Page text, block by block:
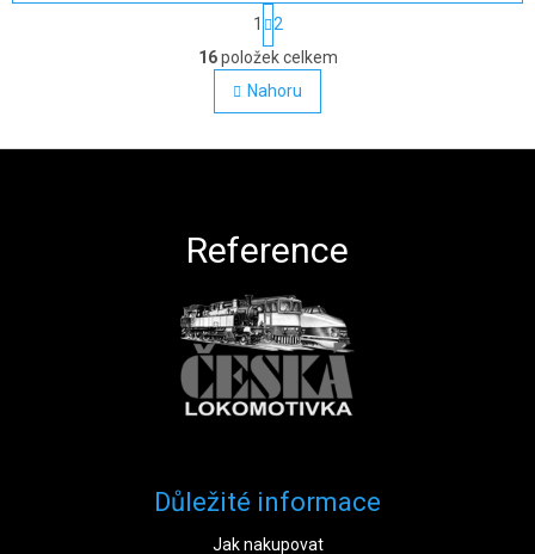
Ovládací prvky výpisu
Stránkování
1
2
16položek celkem
Nahoru
Reference
Důležité informace
Jak nakupovat